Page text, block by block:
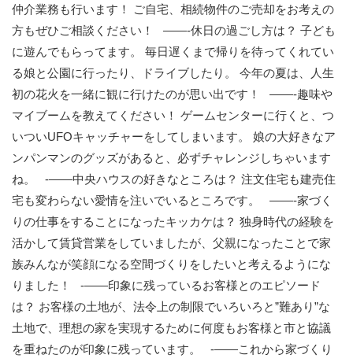
仲介業務も行います！ ご自宅、相続物件のご売却をお考えの
方もぜひご相談ください！ ——-休日の過ごし方は？ 子ども
に遊んでもらってます。 毎日遅くまで帰りを待ってくれてい
る娘と公園に行ったり、ドライブしたり。 今年の夏は、人生
初の花火を一緒に観に行けたのが思い出です！ ——-趣味や
マイブームを教えてください！ ゲームセンターに行くと、つ
いついUFOキャッチャーをしてしまいます。 娘の大好きなア
ンパンマンのグッズがあると、必ずチャレンジしちゃいます
ね。 -——中央ハウスの好きなところは？ 注文住宅も建売住
宅も変わらない愛情を注いでいるところです。 ——-家づく
りの仕事をすることになったキッカケは？ 独身時代の経験を
活かして賃貸営業をしていましたが、父親になったことで家
族みんなが笑顔になる空間づくりをしたいと考えるようにな
りました！ -——印象に残っているお客様とのエピソード
は？ お客様の土地が、法令上の制限でいろいろと”難あり”な
土地で、理想の家を実現するために何度もお客様と市と協議
を重ねたのが印象に残っています。 -——これから家づくり